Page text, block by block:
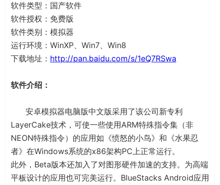
软件类型：国产软件
软件授权：免费版
软件类别：模拟器
运行环境：WinXP、Win7、Win8
下载地址： http://pan.baidu.com/s/1eQ7RSwa
软件介绍：
安卓模拟器电脑版中文版采用了该公司新专利
LayerCake技术，可使一些使用ARM特殊指令集（非
NEON特殊指令）的应用如《愤怒的小鸟》和《水果忍
者》在Windows系统的x86架构PC上正常运行。
此外，Beta版本还加入了对图形硬件加速的支持。为高端
平板设计的应用也可完美运行。BlueStacks Android应用